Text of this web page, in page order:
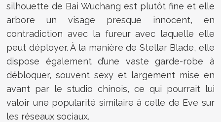
silhouette de Bai Wuchang est plutôt fine et elle
arbore un visage presque innocent, en
contradiction avec la fureur avec laquelle elle
peut déployer. À la manière de Stellar Blade, elle
dispose également d’une vaste garde-robe à
débloquer, souvent sexy et largement mise en
avant par le studio chinois, ce qui pourrait lui
valoir une popularité similaire à celle de Eve sur
les réseaux sociaux.